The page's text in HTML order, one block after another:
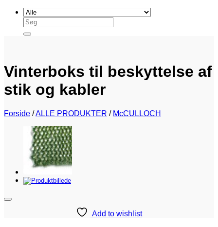
Søg
efter:
Vinterboks til beskyttelse af
stik og kabler
Forside /ALLE PRODUKTER / McCULLOCH
Add to wishlist